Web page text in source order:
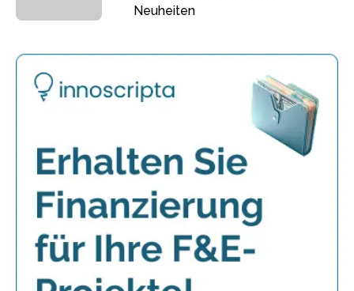
Neuheiten